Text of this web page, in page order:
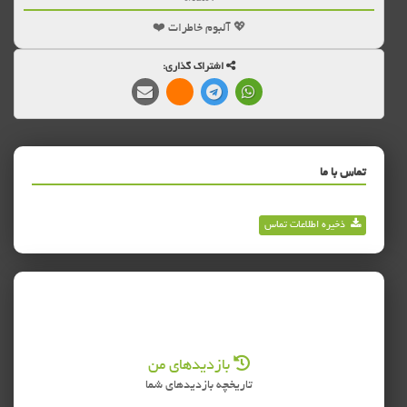
💖 آلبوم خاطرات ❤️
اشتراک گذاری:
تماس با ما
ذخیره اطلاعات تماس
بازدیدهای من
تاریخچه بازدیدهای شما